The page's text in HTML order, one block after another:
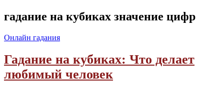
гадание на кубиках значение цифр
Онлайн гадания
Гадание на кубиках: Что делает
любимый человек